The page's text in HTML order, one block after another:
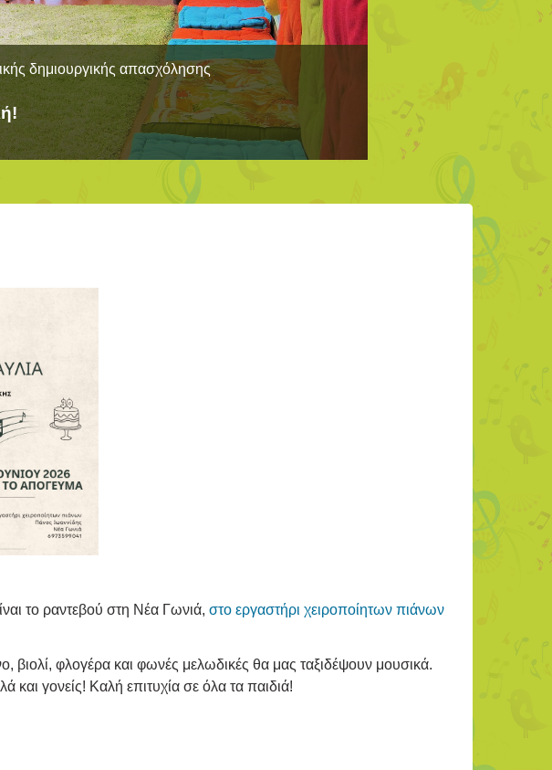
δημιουργικής απασχόλησης
το ραντεβού στη Νέα Γωνιά, στο εργαστήρι χειροποίητων πιάνων
φλογέρα και φωνές μελωδικές θα μας ταξιδέψουν μουσικά.
γονείς! Καλή επιτυχία σε όλα τα παιδιά!